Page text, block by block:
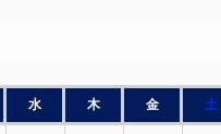
水 木 金 土